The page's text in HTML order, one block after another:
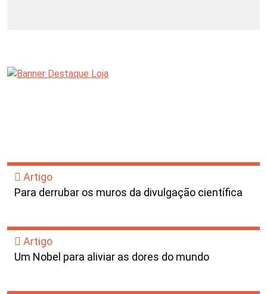
Artigo
Para derrubar os muros da divulgação científica
Artigo
Um Nobel para aliviar as dores do mundo